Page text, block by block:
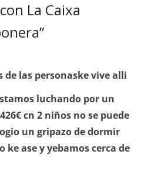
La Caixa
”
de las personaske vive alli
luchando por un
cn 2 niños no se puede
un gripazo de dormir
ase y yebamos cerca de